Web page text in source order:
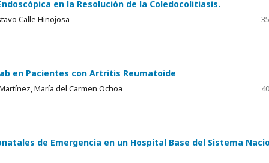
en la Resolución de la Coledocolitiasis.
Calle Hinojosa
en Pacientes con Artritis Reumatoide
María del Carmen Ochoa
de Emergencia en un Hospital Base del Sistema